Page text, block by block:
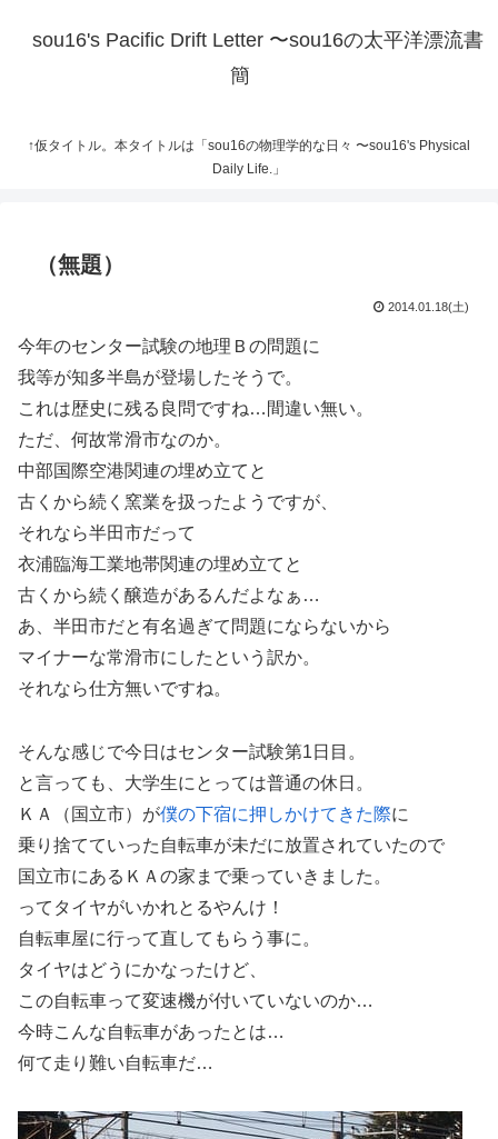
sou16's Pacific Drift Letter 〜sou16の太平洋漂流書
簡
↑仮タイトル。本タイトルは「sou16の物理学的な日々 〜sou16's Physical
Daily Life.」
（無題）
2014.01.18(土)
今年のセンター試験の地理Ｂの問題に
我等が知多半島が登場したそうで。
これは歴史に残る良問ですね…間違い無い。
ただ、何故常滑市なのか。
中部国際空港関連の埋め立てと
古くから続く窯業を扱ったようですが、
それなら半田市だって
衣浦臨海工業地帯関連の埋め立てと
古くから続く醸造があるんだよなぁ…
あ、半田市だと有名過ぎて問題にならないから
マイナーな常滑市にしたという訳か。
それなら仕方無いですね。
そんな感じで今日はセンター試験第1日目。
と言っても、大学生にとっては普通の休日。
ＫＡ（国立市）が僕の下宿に押しかけてきた際に
乗り捨てていった自転車が未だに放置されていたので
国立市にあるＫＡの家まで乗っていきました。
ってタイヤがいかれとるやんけ！
自転車屋に行って直してもらう事に。
タイヤはどうにかなったけど、
この自転車って変速機が付いていないのか…
今時こんな自転車があったとは…
何て走り難い自転車だ…